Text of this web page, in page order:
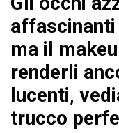
ma il
renderli
lucenti,
trucco